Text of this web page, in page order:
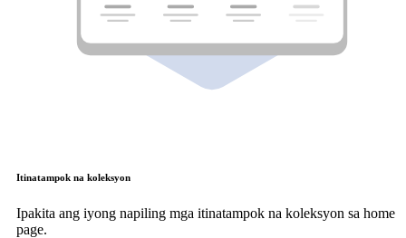
Itinatampok na koleksyon
Ipakita ang iyong napiling mga itinatampok na koleksyon sa home
page.